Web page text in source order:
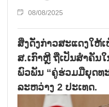
08/08/2025
ສິ່ງດັ່ງກ່າວສະແດງໃຫ້
ສ.ເກົາຫຼີ ຖືເປັນສຳຄັນ
ພົວພັນ “ຄູ່ຮ່ວມມືຍຸດທ
ລະຫວ່າງ 2 ປະເທດ.